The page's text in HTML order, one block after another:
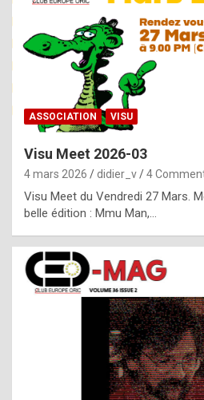
R
o
p
l
c
h
i
s
t
o
ASSOCIATION VISU
Visu Meet 2026-03
4 mars 2026 didier_v 4
Visu Meet du Vendredi 27 Mars.
belle édition : Mmu Man,…